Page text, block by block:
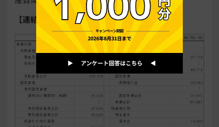
【連結貸借対照表】